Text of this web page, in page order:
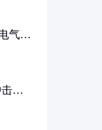
气设
要